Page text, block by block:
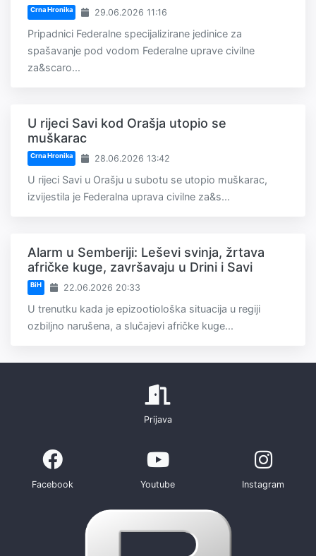
Crna Hronika 29.06.2026 11:16
Pripadnici Federalne specijalizirane jedinice za
spašavanje pod vodom Federalne uprave civilne
za&scaro...
U rijeci Savi kod Orašja utopio se
muškarac
Crna Hronika 28.06.2026 13:42
U rijeci Savi u Orašju u subotu se utopio muškarac,
izvijestila je Federalna uprava civilne za&s...
Alarm u Semberiji: Leševi svinja, žrtava
afričke kuge, završavaju u Drini i Savi
BiH 22.06.2026 20:33
U trenutku kada je epizootiološka situacija u regiji
ozbiljno narušena, a slučajevi afričke kuge...
Prijava
Facebook Youtube Instagram